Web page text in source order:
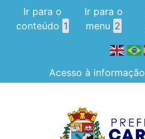
Ir para o
conteúdo 1
Ir para o
menu 2
Acesso à informação